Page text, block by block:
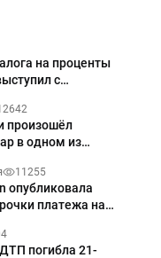
на проценты
с
произошёл
в одном из
11255
опубликовала
платежа на
погибла 21-